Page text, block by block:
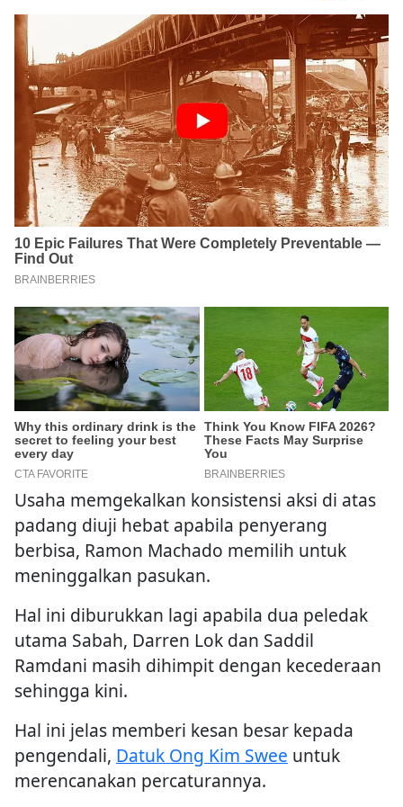
Usaha memgekalkan konsistensi aksi di atas
padang diuji hebat apabila penyerang
berbisa, Ramon Machado memilih untuk
meninggalkan pasukan.
Hal ini diburukkan lagi apabila dua peledak
utama Sabah, Darren Lok dan Saddil
Ramdani masih dihimpit dengan kecederaan
sehingga kini.
Hal ini jelas memberi kesan besar kepada
pengendali, Datuk Ong Kim Swee untuk
merencanakan percaturannya.